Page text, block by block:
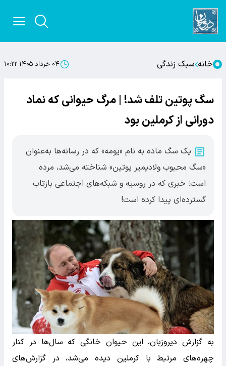
خانه سبک زندگی ۰۴ خرداد ۱۴۰۵ ۱۰:۲۲
سگ پوتین تلف شد! | مرگ حیوانی که نماد
دورانی از کرملین بود
یک سگ ماده به نام «یومه» که در رسانه‌ها به‌عنوان
«سگ محبوب ولادیمیر پوتین» شناخته می‌شد، مرده
است؛ خبری که در روسیه و شبکه‌های اجتماعی بازتاب
گسترده‌ای پیدا کرده است!
به گزارش دیروزبان، این حیوان خانگی که سال‌ها در کنار
چهره‌های مرتبط با کرملین دیده می‌شد، در گزارش‌های